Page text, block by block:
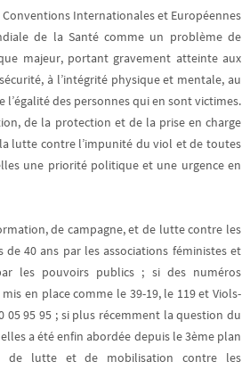
Internationales et Européennes
de la Santé comme un problème de
majeur, portant gravement atteinte aux
à l’intégrité physique et mentale, au
l’égalité des personnes qui en sont victimes.
de la protection et de la prise en charge
lutte contre l’impunité du viol et de toutes
une priorité politique et une urgence en
de campagne, et de lutte contre les
de 40 ans par les associations féministes et
les pouvoirs publics ; si des numéros
en place comme le 39-19, le 119 et Viols-
05 95 95 ; si plus récemment la question du
a été enfin abordée depuis le 3ème plan
de lutte et de mobilisation contre les